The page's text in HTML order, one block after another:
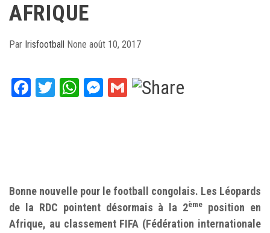
AFRIQUE
Par Irisfootball None août 10, 2017
Facebook
TwitterWhatsApp
Messenger
Gmail
Bonne nouvelle pour le football congolais. Les Léopards
de la RDC pointent désormais à la 2ème
position en
Afrique, au classement FIFA (Fédération internationale